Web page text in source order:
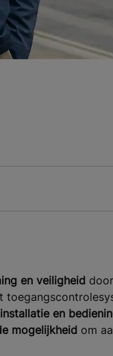
en veiligheid
en
mogelijkheid om